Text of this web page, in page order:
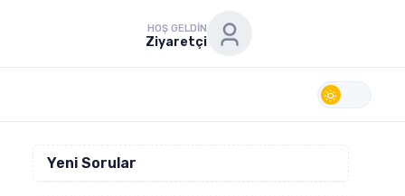
HOŞ GELDIN
Ziyaretçi
Yeni Sorular